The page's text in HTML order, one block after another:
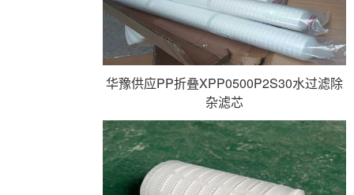
华豫供应PP折叠XPP0500P2S30水过滤除
杂滤芯